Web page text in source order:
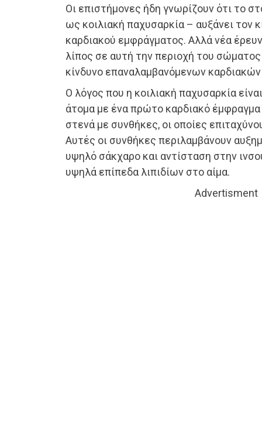
Οι επιστήμονες ήδη γνωρίζουν ότι το
ως κοιλιακή παχυσαρκία – αυξάνει τον
καρδιακού εμφράγματος. Αλλά νέα
λίπος σε αυτή την περιοχή του σώματος
κίνδυνο επαναλαμβανόμενων
Ο λόγος που η κοιλιακή παχυσαρκία
άτομα με ένα πρώτο καρδιακό έμφραγμα
στενά με συνθήκες, οι οποίες
Αυτές οι συνθήκες περιλαμβάνουν
υψηλό σάκχαρο και αντίσταση στην
υψηλά επίπεδα λιπιδίων στο αίμα.
Advertisment